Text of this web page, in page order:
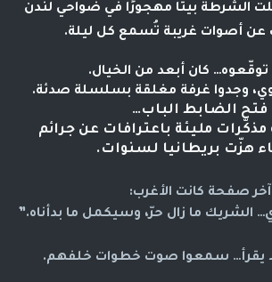
1978… دخلت الشرطة بيتًا مهجورًا في ضواحي لندن
عن أصوات غريبة تُسمع كل ليلة.
توقّعوه… كان أبعد من الخيال.
وجدوا غرفة مغلقة بسلسلة صدئة.
فتح الضابط الباب…
مليئة باعترافات عن جرائم
هزّت بريطانيا لسنوات.
آخر صفحة كانت الأغرب:
الشريك ما زال حرّ، وسيكمل ما بدأناه.”
يقرأ… سمعوا صوت خطوات خلفهم.